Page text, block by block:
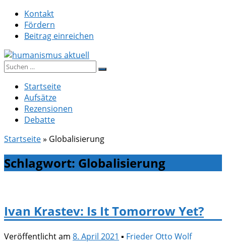
Zum
Inhalt
springen
Kontakt
Fördern
Beitrag einreichen
humanismus aktuell
Suche
Startseite
Aufsätze
Rezensionen
Debatte
Startseite» Globalisierung
Schlagwort: Globalisierung
Ivan Krastev: Is It Tomorrow Yet?
Veröffentlicht am 8. April 2021 ▪ Frieder Otto Wolf